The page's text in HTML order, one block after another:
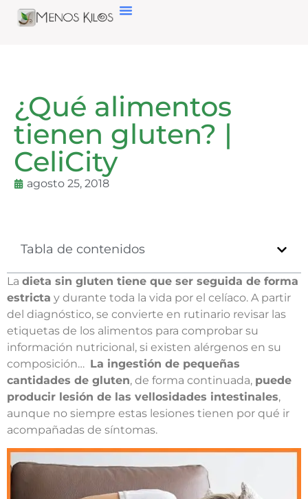
¿Qué alimentos
tienen gluten? |
CeliCity
agosto 25, 2018
Tabla de contenidos
La dieta sin gluten tiene que ser seguida de forma
estricta y durante toda la vida por el celíaco. A partir
del diagnóstico, se convierte en rutinario revisar las
etiquetas de los alimentos para comprobar su
información nutricional, si existen alérgenos en su
composición… La ingestión de pequeñas
cantidades de gluten, de forma continuada, puede
producir lesión de las vellosidades intestinales,
aunque no siempre estas lesiones tienen por qué ir
acompañadas de síntomas.